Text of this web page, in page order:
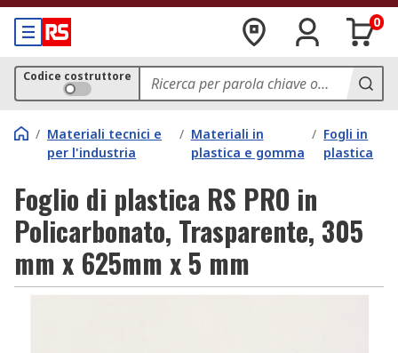
0
Codice costruttore
/ Materiali tecnici e
per l'industria
/ Materiali in
plastica e gomma
/ Fogli in
plastica
Foglio di plastica RS PRO in
Policarbonato, Trasparente, 305
mm x 625mm x 5 mm